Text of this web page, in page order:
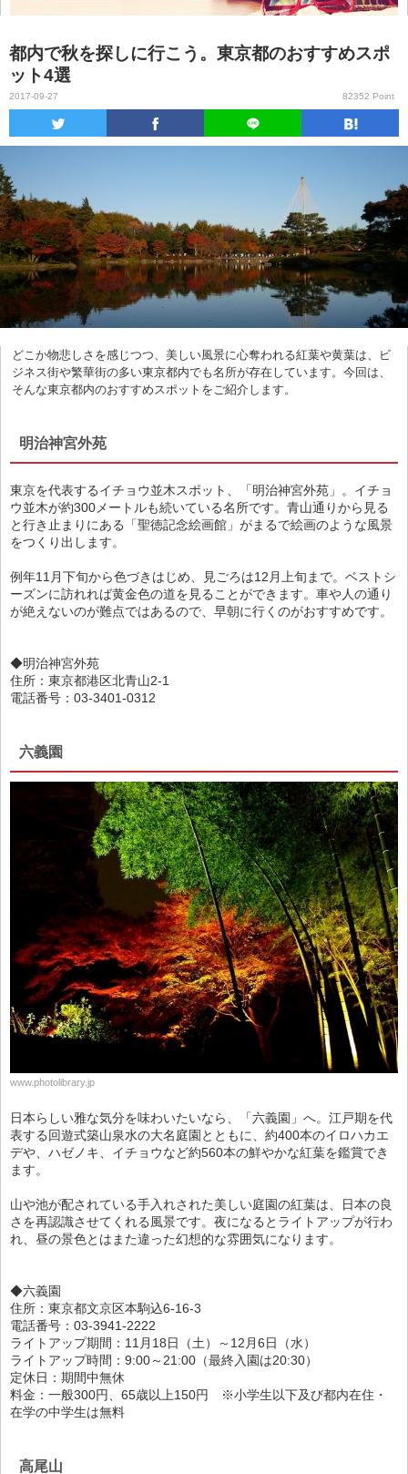
都内で秋を探しに行こう。東京都のおすすめスポ
ット4選
2017-09-27 82352 Point
どこか物悲しさを感じつつ、美しい風景に心奪われる紅葉や黄葉は、ビ
ジネス街や繁華街の多い東京都内でも名所が存在しています。今回は、
そんな東京都内のおすすめスポットをご紹介します。
明治神宮外苑
東京を代表するイチョウ並木スポット、「明治神宮外苑」。イチョ
ウ並木が約300メートルも続いている名所です。青山通りから見る
と行き止まりにある「聖徳記念絵画館」がまるで絵画のような風景
をつくり出します。
例年11月下旬から色づきはじめ、見ごろは12月上旬まで。ベストシ
ーズンに訪れれば黄金色の道を見ることができます。車や人の通り
が絶えないのが難点ではあるので、早朝に行くのがおすすめです。
◆明治神宮外苑
住所：東京都港区北青山2-1
電話番号：03-3401-0312
六義園
www.photolibrary.jp
日本らしい雅な気分を味わいたいなら、「六義園」へ。江戸期を代
表する回遊式築山泉水の大名庭園とともに、約400本のイロハカエ
デや、ハゼノキ、イチョウなど約560本の鮮やかな紅葉を鑑賞でき
ます。
山や池が配されている手入れされた美しい庭園の紅葉は、日本の良
さを再認識させてくれる風景です。夜になるとライトアップが行わ
れ、昼の景色とはまた違った幻想的な雰囲気になります。
◆六義園
住所：東京都文京区本駒込6-16-3
電話番号：03-3941-2222
ライトアップ期間：11月18日（土）～12月6日（水）
ライトアップ時間：9:00～21:00（最終入園は20:30）
定休日：期間中無休
料金：一般300円、65歳以上150円 ※小学生以下及び都内在住・
在学の中学生は無料
高尾山